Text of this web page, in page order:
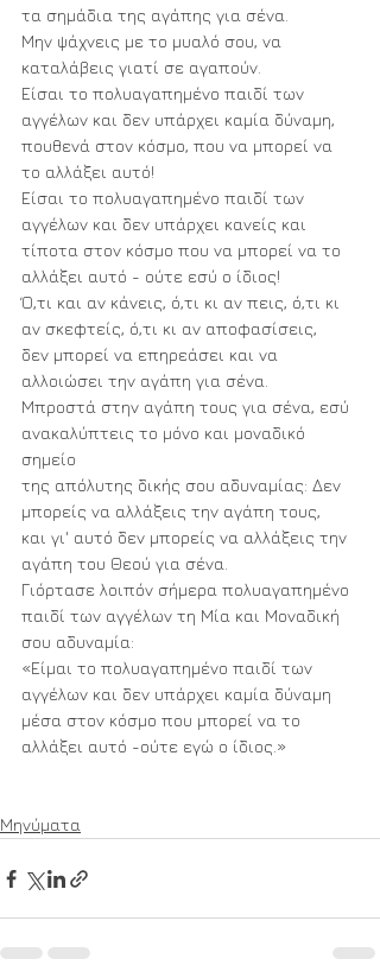
τα σημάδια της αγάπης για σένα.
Μην ψάχνεις με το μυαλό σου, να
καταλάβεις γιατί σε αγαπούν.
Είσαι το πολυαγαπημένο παιδί των
αγγέλων και δεν υπάρχει καμία δύναμη,
πουθενά στον κόσμο, που να μπορεί να
το αλλάξει αυτό!
Είσαι το πολυαγαπημένο παιδί των
αγγέλων και δεν υπάρχει κανείς και
τίποτα στον κόσμο που να μπορεί να το
αλλάξει αυτό - ούτε εσύ ο ίδιος!
Ό,τι και αν κάνεις, ό,τι κι αν πεις, ό,τι κι
αν σκεφτείς, ό,τι κι αν αποφασίσεις,
δεν μπορεί να επηρεάσει και να
αλλοιώσει την αγάπη για σένα.
Μπροστά στην αγάπη τους για σένα, εσύ
ανακαλύπτεις το μόνο και μοναδικό
σημείο
της απόλυτης δικής σου αδυναμίας: Δεν
μπορείς να αλλάξεις την αγάπη τους,
και γι' αυτό δεν μπορείς να αλλάξεις την
αγάπη του Θεού για σένα.
Γιόρτασε λοιπόν σήμερα πολυαγαπημένο
παιδί των αγγέλων τη Μία και Μοναδική
σου αδυναμία:
«Είμαι το πολυαγαπημένο παιδί των
αγγέλων και δεν υπάρχει καμία δύναμη
μέσα στον κόσμο που μπορεί να το
αλλάξει αυτό -ούτε εγώ ο ίδιος.»
Μηνύματα